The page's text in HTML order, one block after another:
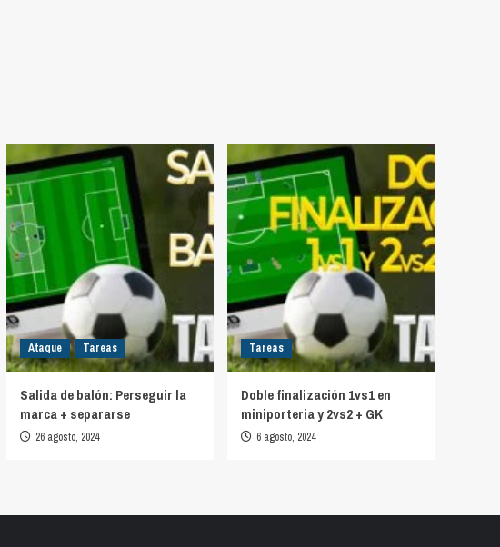
Ataque Tareas
Salida de balón: Perseguir la
marca + separarse
26 agosto, 2024
Tareas
Doble finalización 1vs1 en
miniporteria y 2vs2 + GK
6 agosto, 2024